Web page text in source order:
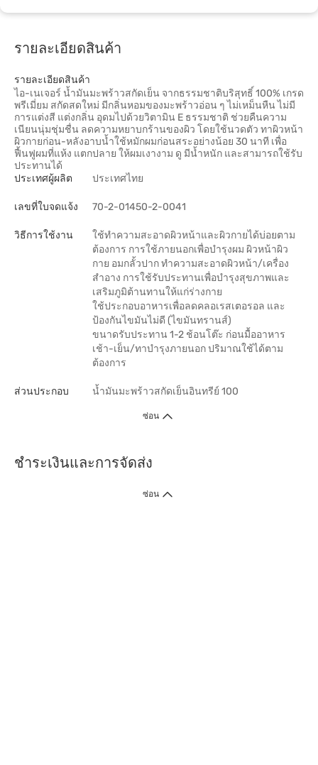
รายละเอียดสินค้า
รายละเอียดสินค้า
ไอ-เนเจอร์ น้ำมันมะพร้าวสกัดเย็น จากธรรมชาติบริสุทธิ์ 100% เกรด
พรีเมี่ยม สกัดสดใหม่ มีกลิ่นหอมของมะพร้าวอ่อน ๆ ไม่เหม็นหืน ไม่มี
การแต่งสี แต่งกลิ่น อุดมไปด้วยวิตามิน E ธรรมชาติ ช่วยคืนความ
เนียนนุ่มชุ่มชื่น ลดความหยาบกร้านของผิว โดยใช้นวดตัว ทาผิวหน้า
ผิวกายก่อน-หลังอาบน้ำใช้หมักผมก่อนสระอย่างน้อย 30 นาที เพื่อ
ฟื้นฟูผมที่แห้ง แตกปลาย ให้ผมเงางาม ดู มีน้ำหนัก และสามารถใช้รับ
ประทานได้
ประเทศผู้ผลิต
ประเทศไทย
เลขที่ใบจดแจ้ง 70-2-01450-2-0041
วิธีการใช้งาน
ใช้ทำความสะอาดผิวหน้าและผิวกายได้บ่อยตาม
ต้องการ การใช้ภายนอกเพื่อบำรุงผม ผิวหน้าผิว
กาย อมกลั้วปาก ทำความสะอาดผิวหน้า/เครื่อง
สำอาง การใช้รับประทานเพื่อบำรุงสุขภาพและ
เสริมภูมิต้านทานให้แก่ร่างกาย
ใช้ประกอบอาหารเพื่อลดคลอเรสเตอรอล และ
ป้องกันไขมันไม่ดี (ไขมันทรานส์)
ขนาดรับประทาน 1-2 ช้อนโต๊ะ ก่อนมื้ออาหาร
เช้า-เย็น/ทาบำรุงภายนอก ปริมาณใช้ได้ตาม
ต้องการ
ส่วนประกอบ น้ำมันมะพร้าวสกัดเย็นอินทรีย์ 100
ซ่อน
ชำระเงินและการจัดส่ง
ซ่อน